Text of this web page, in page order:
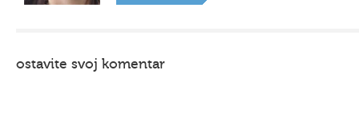
ostavite svoj komentar